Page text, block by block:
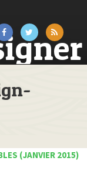
(JANVIER 2015)